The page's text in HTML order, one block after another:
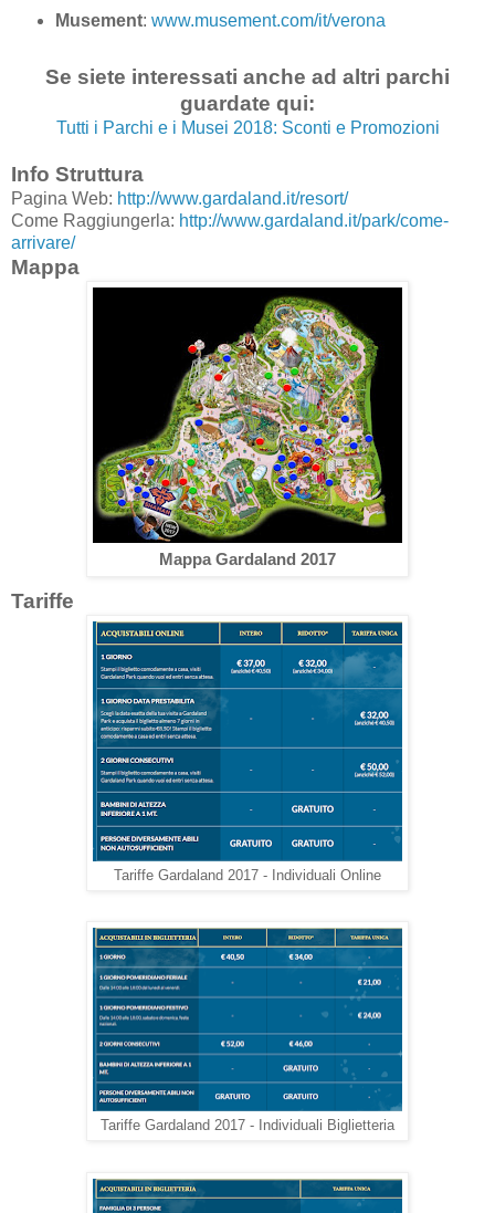
Musement: www.musement.com/it/verona
Se siete interessati anche ad altri parchi
guardate qui:
Tutti i Parchi e i Musei 2018: Sconti e Promozioni
Info Struttura
Pagina Web: http://www.gardaland.it/resort/
Come Raggiungerla: http://www.gardaland.it/park/come-
arrivare/
Mappa
Mappa Gardaland 2017
Tariffe
Tariffe Gardaland 2017 - Individuali Online
Tariffe Gardaland 2017 - Individuali Biglietteria